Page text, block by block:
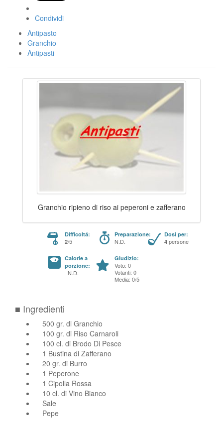
Condividi
Antipasto
Granchio
Antipasti
Granchio ripieno di riso ai peperoni e zafferano
Difficoltá:
2/5
Preparazione:
N.D.
Dosi per:
4 persone
Calorie a
porzione:
N.D.
Giudizio:
Voto: 0
Votanti: 0
Media: 0/5
■ Ingredienti
500 gr. di Granchio
100 gr. di Riso Carnaroli
100 cl. di Brodo Di Pesce
1 Bustina di Zafferano
20 gr. di Burro
1 Peperone
1 Cipolla Rossa
10 cl. di Vino Bianco
Sale
Pepe